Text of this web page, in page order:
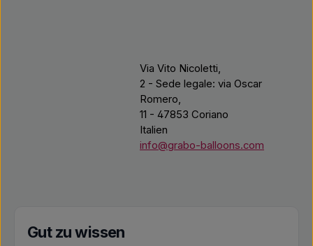
Via Vito Nicoletti,
2 - Sede legale: via Oscar
Romero,
11 - 47853 Coriano
Italien
info@grabo-balloons.com
Gut zu wissen